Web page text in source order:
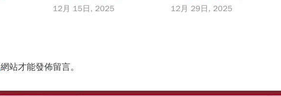
12月 15日, 2025 12月 29日, 2025
網站才能發佈留言。